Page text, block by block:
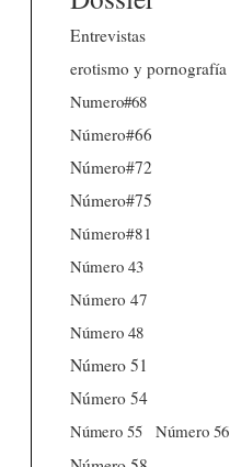
Entrevistas
erotismo y pornografía
Numero#68
Número#66
Número#72
Número#75
Número#81
Número 43
Número 47
Número 48
Número 51
Número 54
Número 55
Número 56